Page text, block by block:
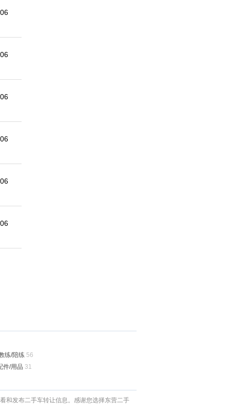
练/陪练 56
件/用品 31
和发布二手车转让信息。感谢您选择东营二手